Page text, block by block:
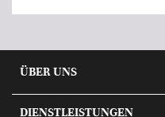
ÜBER UNS
DIENSTLEISTUNGEN